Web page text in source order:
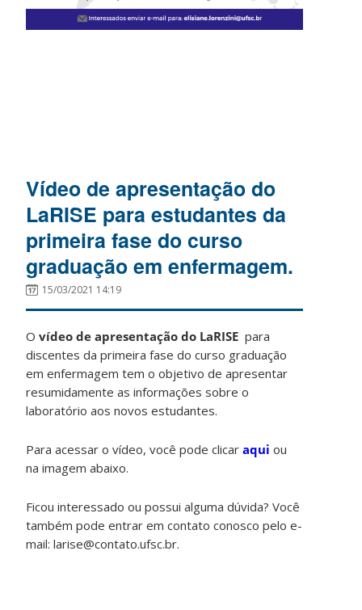
Vídeo de apresentação do
LaRISE para estudantes da
primeira fase do curso
graduação em enfermagem.
15/03/2021 14:19
Ovídeo de apresentação do LaRISE para
discentes da primeira fase do curso graduação
em enfermagem tem o objetivo de apresentar
resumidamente as informações sobre o
laboratório aos novos estudantes.
Para acessar o vídeo, você pode clicaraqui ou
na imagem abaixo.
Ficou interessado ou possui alguma dúvida? Você
também pode entrar em contato conosco pelo e-
mail: larise@contato.ufsc.br.